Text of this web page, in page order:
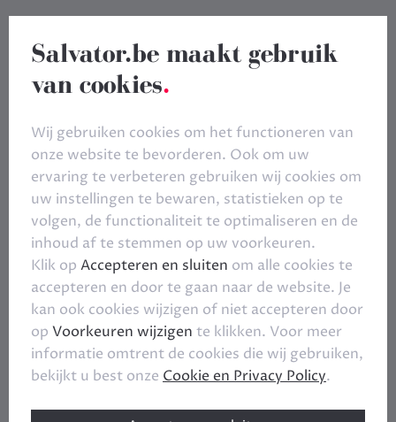
Salvator.be maakt gebruik
van cookies.
Wij gebruiken cookies om het functioneren van
onze website te bevorderen. Ook om uw
ervaring te verbeteren gebruiken wij cookies om
uw instellingen te bewaren, statistieken op te
volgen, de functionaliteit te optimaliseren en de
inhoud af te stemmen op uw voorkeuren.
Klik op Accepteren en sluiten om alle cookies te
accepteren en door te gaan naar de website. Je
kan ook cookies wijzigen of niet accepteren door
op Voorkeuren wijzigen te klikken. Voor meer
informatie omtrent de cookies die wij gebruiken,
bekijkt u best onze Cookie en Privacy Policy.